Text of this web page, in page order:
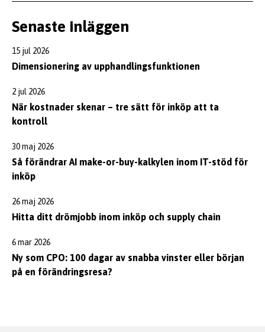
Senaste inläggen
15 jul 2026
Dimensionering av upphandlingsfunktionen
2 jul 2026
När kostnader skenar – tre sätt för inköp att ta
kontroll
30 maj 2026
Så förändrar AI make-or-buy-kalkylen inom IT-stöd för
inköp
26 maj 2026
Hitta ditt drömjobb inom inköp och supply chain
6 mar 2026
Ny som CPO: 100 dagar av snabba vinster eller början
på en förändringsresa?